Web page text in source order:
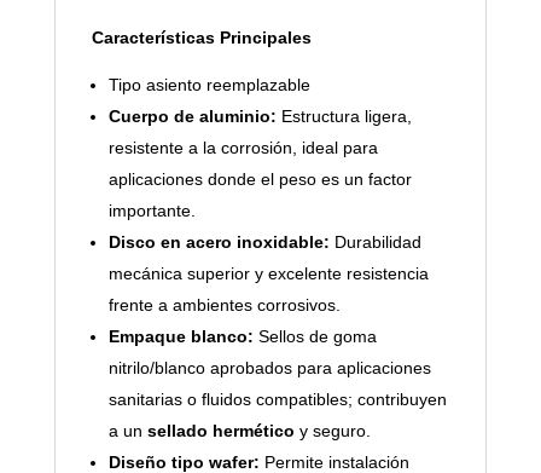
Características Principales
Tipo asiento reemplazable
Cuerpo de aluminio: Estructura ligera,
resistente a la corrosión, ideal para
aplicaciones donde el peso es un factor
importante.
Disco en acero inoxidable: Durabilidad
mecánica superior y excelente resistencia
frente a ambientes corrosivos.
Empaque blanco: Sellos de goma
nitrilo/blanco aprobados para aplicaciones
sanitarias o fluidos compatibles; contribuyen
a un sellado hermético y seguro.
Diseño tipo wafer: Permite instalación